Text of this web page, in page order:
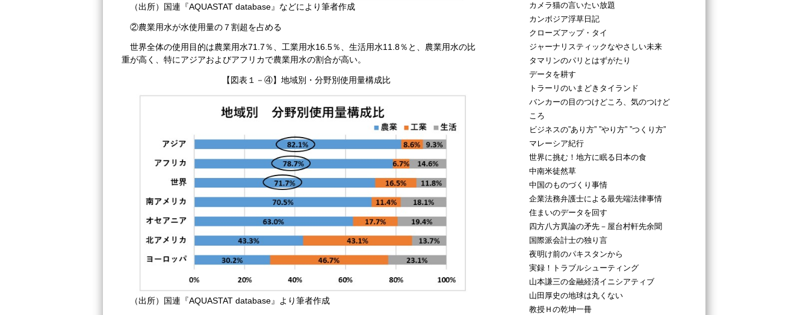
（出所）国連『AQUASTAT database』などにより筆者作成
②農業用水が水使用量の７割超を占める
世界全体の使用目的は農業用水71.7％、工業用水16.5％、生活用水11.8％と、農業用水の比
重が高く、特にアジアおよびアフリカで農業用水の割合が高い。
【図表１－④】地域別・分野別使用量構成比
（出所）国連『AQUASTAT database』より筆者作成
カメラ猫の言いたい放題
カンボジア浮草日記
クローズアップ・タイ
ジャーナリスティックなやさしい未来
タマリンのパリとはずがたり
データを耕す
トラーリのいまどきタイランド
バンカーの目のつけどころ、気のつけど
ころ
ビジネスの”あり方” ”やり方” ”つくり方”
マレーシア紀行
世界に挑む！地方に眠る日本の食
中南米徒然草
中国のものづくり事情
企業法務弁護士による最先端法律事情
住まいのデータを回す
四方八方異論の矛先－屋台村軒先余聞
国際派会計士の独り言
夜明け前のパキスタンから
実録！トラブルシューティング
山本謙三の金融経済イニシアティブ
山田厚史の地球は丸くない
教授Ｈの乾坤一冊